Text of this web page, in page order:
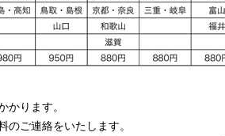
かります。
のご連絡をいたします。